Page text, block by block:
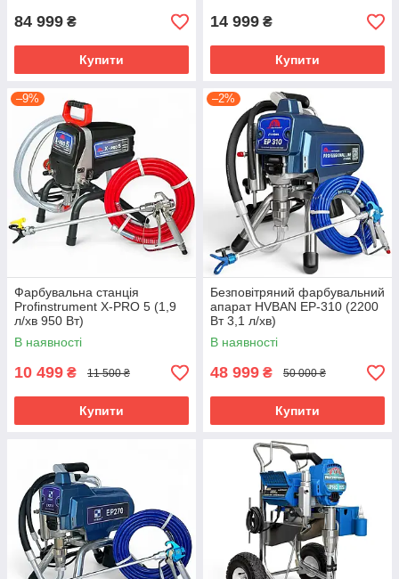
84 999 ₴
Купити
14 999 ₴
Купити
–9%
Фарбувальна станція
Profinstrument X-PRO 5 (1,9
л/хв 950 Вт)
В наявності
10 499 ₴ 11 500 ₴
Купити
–2%
Безповітряний фарбувальний
апарат HVBAN EP-310 (2200
Вт 3,1 л/хв)
В наявності
48 999 ₴ 50 000 ₴
Купити